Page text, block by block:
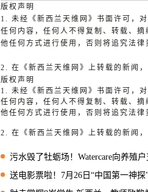
版权声明
1. 未经《新西兰天维网》书面许可，
任何内容，任何人不得复制、转载、
他任何方式进行使用，否则将追究法律
2. 在《新西兰天维网》上转载的新闻
版权声明
1. 未经《新西兰天维网》书面许可，
任何内容，任何人不得复制、转载、
他任何方式进行使用，否则将追究法律
2. 在《新西兰天维网》上转载的新闻
污水毁了牡蛎场！Watercare向养殖户支付100万纽币
送电影票啦！7月26日“中国第一神探”归来，超大屏幕IMAX实力诠释狄仁杰